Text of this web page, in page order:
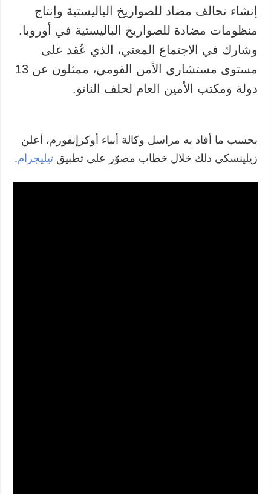
إنشاء تحالف مضاد للصواريخ الباليستية وإنتاج
منظومات مضادة للصواريخ الباليستية في أوروبا.
وشارك في الاجتماع المعني، الذي عُقد على
مستوى مستشاري الأمن القومي، ممثلون عن 13
دولة ومكتب الأمين العام لحلف الناتو.
بحسب ما أفاد به مراسل وكالة أنباء أوكرإنفورم، أعلن
زيلينسكي ذلك خلال خطاب مصوّر على تطبيقتيليجرام.